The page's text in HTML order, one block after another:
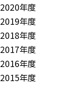
2020年度
2019年度
2018年度
2017年度
2016年度
2015年度